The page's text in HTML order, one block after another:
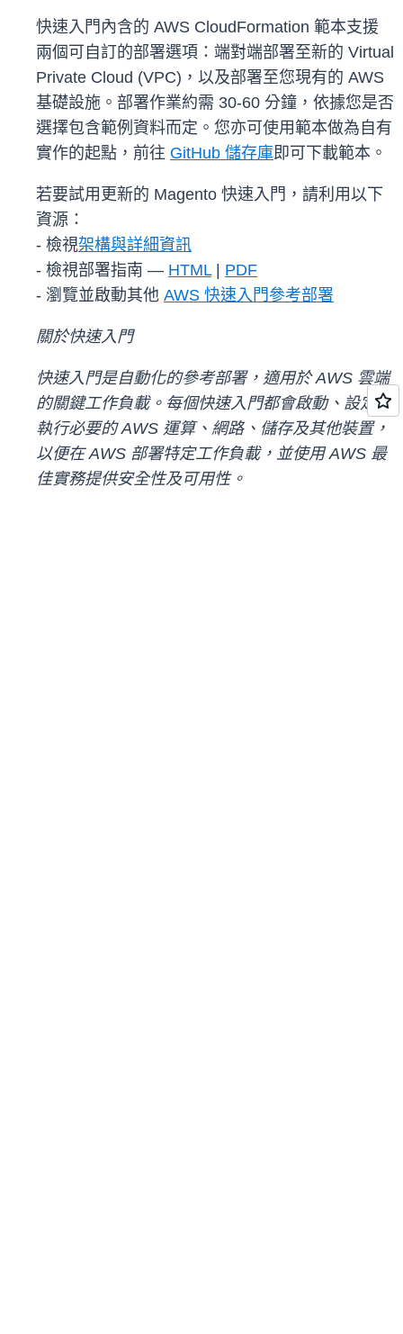
快速入門內含的 AWS CloudFormation 範本支援
兩個可自訂的部署選項：端對端部署至新的 Virtual
Private Cloud (VPC)，以及部署至您現有的 AWS
基礎設施。部署作業約需 30-60 分鐘，依據您是否
選擇包含範例資料而定。您亦可使用範本做為自有
實作的起點，前往 GitHub 儲存庫即可下載範本。
若要試用更新的 Magento 快速入門，請利用以下
資源：
- 檢視架構與詳細資訊
- 檢視部署指南 — HTML| PDF
- 瀏覽並啟動其他 AWS 快速入門參考部署
關於快速入門
快速入門是自動化的參考部署，適用於 AWS 雲端
的關鍵工作負載。每個快速入門都會啟動、設定及
執行必要的 AWS 運算、網路、儲存及其他裝置，
以便在 AWS 部署特定工作負載，並使用 AWS 最
佳實務提供安全性及可用性。